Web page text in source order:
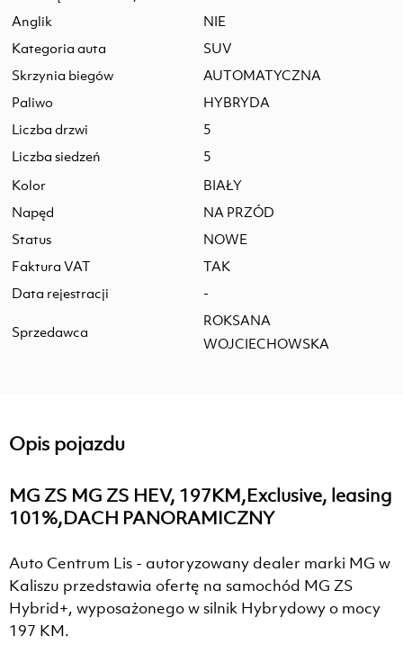
Anglik
NIE
Kategoria auta
SUV
Skrzynia biegów
AUTOMATYCZNA
Paliwo
HYBRYDA
Liczba drzwi
5
Liczba siedzeń
5
Kolor
BIAŁY
Napęd
NA PRZÓD
Status
NOWE
Faktura VAT
TAK
Data rejestracji
-
Sprzedawca
ROKSANA
WOJCIECHOWSKA
Opis pojazdu
MG ZS MG ZS HEV, 197KM,Exclusive, leasing
101%,DACH PANORAMICZNY
Auto Centrum Lis - autoryzowany dealer marki MG w
Kaliszu przedstawia ofertę na samochód MG ZS
Hybrid+, wyposażonego w silnik Hybrydowy o mocy
197 KM.